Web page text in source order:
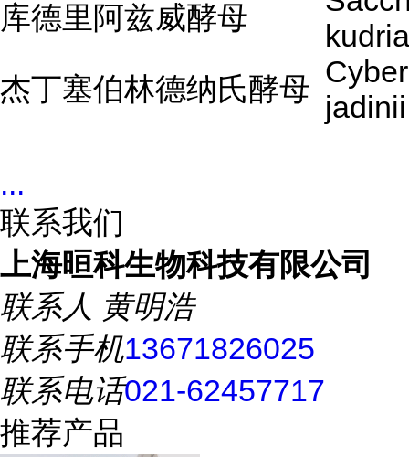
库德里阿兹威酵母
杰丁塞伯林德纳氏酵母
jadinii
...
联系我们
上海晅科生物科技有限公司
联系人 黄明浩
联系手机13671826025
联系电话021-62457717
推荐产品